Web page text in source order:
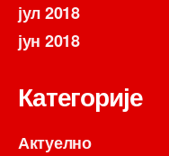
јул 2018
јун 2018
Категорије
Актуелно